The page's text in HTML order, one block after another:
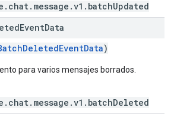
EventData
)
para varios mensajes borrados.